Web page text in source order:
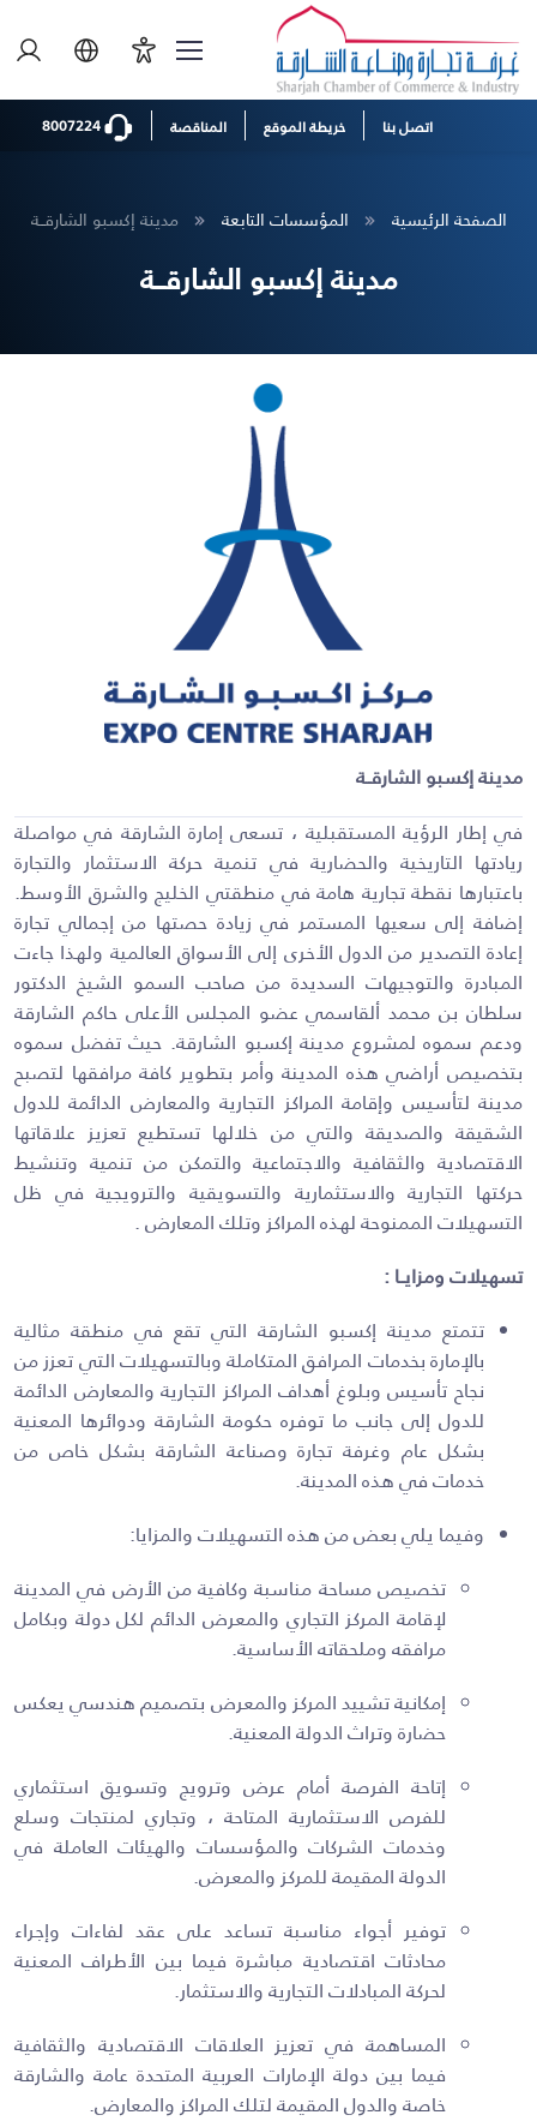
اتصل بنا خريطة الموقع المناقصة
الصفحة الرئيسية المؤسسات التابعة مدينة إكسبو الشارقــة
مدينة إكسبو الشارقــة
مدينة إكسبو الشارقــة
في إطار الرؤية المستقبلية ، تسعى إمارة الشارقة في مواصلة
ريادتها التاريخية والحضارية في تنمية حركة الاستثمار والتجارة
باعتبارها نقطة تجارية هامة في منطقتي الخليج والشرق الأوسط.
إضافة إلى سعيها المستمر في زيادة حصتها من إجمالي تجارة
إعادة التصدير من الدول الأخرى إلى الأسواق العالمية ولهذا جاءت
المبادرة والتوجيهات السديدة من صاحب السمو الشيخ الدكتور
سلطان بن محمد ألقاسمي عضو المجلس الأعلى حاكم الشارقة
ودعم سموه لمشروع مدينة إكسبو الشارقة. حيث تفضل سموه
بتخصيص أراضي هذه المدينة وأمر بتطوير كافة مرافقها لتصبح
مدينة لتأسيس وإقامة المراكز التجارية والمعارض الدائمة للدول
الشقيقة والصديقة والتي من خلالها تستطيع تعزيز علاقاتها
الاقتصادية والثقافية والاجتماعية والتمكن من تنمية وتنشيط
حركتها التجارية والاستثمارية والتسويقية والترويجية في ظل
التسهيلات الممنوحة لهذه المراكز وتلك المعارض .
تسهيلات ومزايــا :
تتمتع مدينة إكسبو الشارقة التي تقع في منطقة مثالية
بالإمارة بخدمات المرافق المتكاملة وبالتسهيلات التي تعزز من
نجاح تأسيس وبلوغ أهداف المراكز التجارية والمعارض الدائمة
للدول إلى جانب ما توفره حكومة الشارقة ودوائرها المعنية
بشكل عام وغرفة تجارة وصناعة الشارقة بشكل خاص من
خدمات في هذه المدينة.
وفيما يلي بعض من هذه التسهيلات والمزايا:
تخصيص مساحة مناسبة وكافية من الأرض في المدينة
لإقامة المركز التجاري والمعرض الدائم لكل دولة وبكامل
مرافقه وملحقاته الأساسية.
إمكانية تشييد المركز والمعرض بتصميم هندسي يعكس
حضارة وتراث الدولة المعنية.
إتاحة الفرصة أمام عرض وترويج وتسويق استثماري
للفرص الاستثمارية المتاحة ، وتجاري لمنتجات وسلع
وخدمات الشركات والمؤسسات والهيئات العاملة في
الدولة المقيمة للمركز والمعرض.
توفير أجواء مناسبة تساعد على عقد لفاءات وإجراء
محادثات اقتصادية مباشرة فيما بين الأطراف المعنية
لحركة المبادلات التجارية والاستثمار.
المساهمة في تعزيز العلاقات الاقتصادية والثقافية
فيما بين دولة الإمارات العربية المتحدة عامة والشارقة
خاصة والدول المقيمة لتلك المراكز والمعارض.